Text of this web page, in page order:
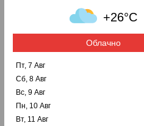
+26°C
Облачно
Пт, 7 Авг
Сб, 8 Авг
Вс, 9 Авг
Пн, 10 Авг
Вт, 11 Авг